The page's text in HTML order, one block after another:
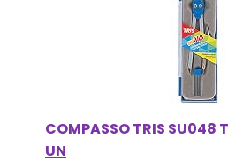
COMPASSO TRIS SU048
UN